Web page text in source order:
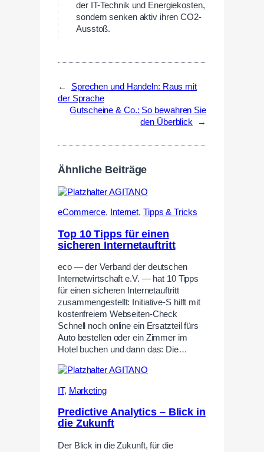
der IT-Technik und Energiekosten,
sondern senken aktiv ihren CO2-
Ausstoß.
←
Sprechen und Handeln: Raus mit
der Sprache
Gutscheine & Co.: So bewahren Sie
den Überblick
→
Ähnliche Beiträge
eCommerce, Internet, Tipps & Tricks
Top 10 Tipps für einen
sicheren Internetauftritt
eco — der Verband der deutschen
Internetwirtschaft e.V. — hat 10 Tipps
für einen sicheren Internetauftritt
zusammengestellt: Initiative-S hilft mit
kostenfreiem Webseiten-Check
Schnell noch online ein Ersatzteil fürs
Auto bestellen oder ein Zimmer im
Hotel buchen und dann das: Die…
IT, Marketing
Predictive Analytics – Blick in
die Zukunft
Der Blick in die Zukunft, für die